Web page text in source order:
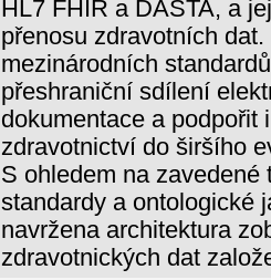
HL7 FHIR a DASTA, a
přenosu zdravotních
mezinárodních
přeshraniční sdílení
dokumentace a podpořit
zdravotnictví do širšího
S ohledem na zavedené
standardy a ontologické
navržena architektura
zdravotnických dat